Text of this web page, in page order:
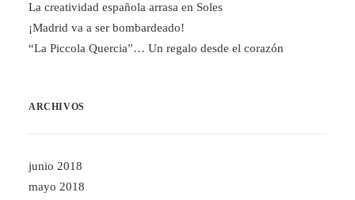
La creatividad española arrasa en Soles
¡Madrid va a ser bombardeado!
“La Piccola Quercia”… Un regalo desde el corazón
ARCHIVOS
junio 2018
mayo 2018